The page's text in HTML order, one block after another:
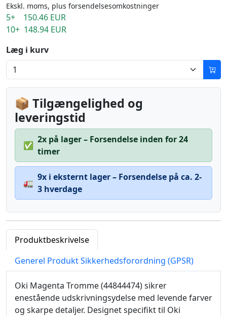
Ekskl. moms, plus forsendelsesomkostninger
5+ 150.46 EUR
10+ 148.94 EUR
Læg i kurv
📦 Tilgængelighed og
leveringstid
✅
2x på lager – Forsendelse inden for 24
timer
🚛
9x i eksternt lager – Forsendelse på ca. 2-
3 hverdage
Produktbeskrivelse
Generel Produkt Sikkerhedsforordning (GPSR)
Oki Magenta Tromme (44844474) sikrer
enestående udskrivningsydelse med levende farver
og skarpe detaljer. Designet specifikt til Oki